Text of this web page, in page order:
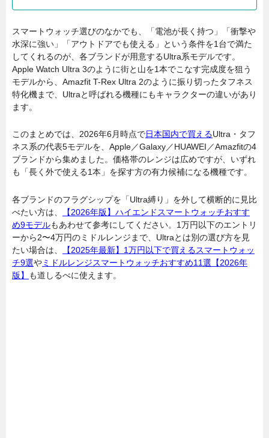
スマートウォッチ選びのなかでも、「電池が長く持つ」「衝撃や
水深に強い」「アウトドアでも使える」という条件を1台で満た
してくれるのが、各ブランドが用意するUltra系モデルです。
Apple Watch Ultra 3のように街と山を1本でこなす完成度を狙う
モデルから、Amazfit T-Rex Ultra 2のように振り切ったタフネス
特化機まで、Ultraと呼ばれる機種にもキャラクターの違いがあり
ます。
このまとめでは、2026年6月時点で日本国内で買えるUltra・タフ
ネス系の代表5モデルを、Apple／Galaxy／HUAWEI／Amazfitの4
ブランドから集めました。価格帯のレンジは広めですが、いずれ
も「長く外で使える1本」を探す方の有力候補になる機種です。
各ブランドのフラグシップを「Ultra縛り」を外して横断的に見比
べたい方は、
【2026年版】ハイエンドスマートウォッチおすす
め9モデルもあわせて参考にしてください。1万円以下のエントリ
ーから2〜4万円のミドルレンジまで、Ultraとは別の選び方を見
たい場合は、
【2025年最新】1万円以下で買えるスマートウォッ
チ9選やミドルレンジスマートウォッチおすすめ11選【2026年
版】
も道しるべに使えます。